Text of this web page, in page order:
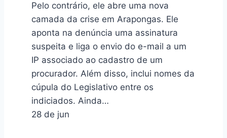
Pelo contrário, ele abre uma nova
camada da crise em Arapongas. Ele
aponta na denúncia uma assinatura
suspeita e liga o envio do e-mail a um
IP associado ao cadastro de um
procurador. Além disso, inclui nomes da
cúpula do Legislativo entre os
indiciados. Ainda…
28 de jun